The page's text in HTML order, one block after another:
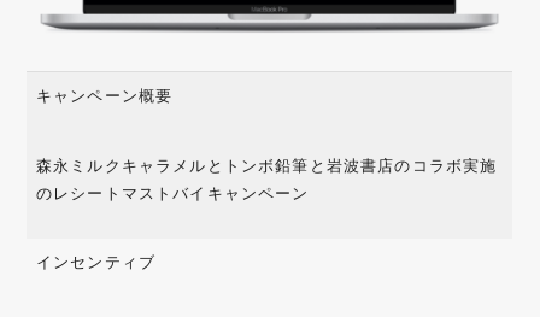
キャンペーン概要
森永ミルクキャラメルとトンボ鉛筆と岩波書店のコラボ実施
のレシートマストバイキャンペーン
インセンティブ